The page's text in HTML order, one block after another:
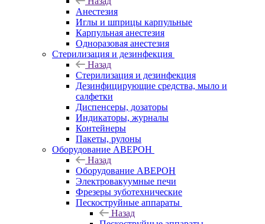
Анестезия
Иглы и шприцы карпульные
Карпульная анестезия
Одноразовая анестезия
Стерилизация и дезинфекция
Назад
Стерилизация и дезинфекция
Дезинфицирующие средства, мыло и
салфетки
Диспенсеры, дозаторы
Индикаторы, журналы
Контейнеры
Пакеты, рулоны
Оборудование АВЕРОН
Назад
Оборудование АВЕРОН
Электровакуумные печи
Фрезеры зуботехнические
Пескоструйные аппараты
Назад